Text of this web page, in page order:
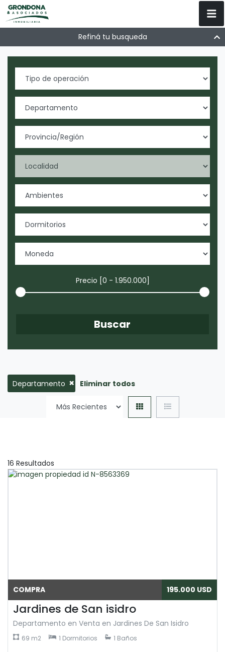
Refiná tu busqueda
Precio [0 - 1.950.000]
Departamento × Eliminar todos
16 Resultados
COMPRA 195.000 USD
Jardines de San isidro
Departamento en Venta en Jardines De San Isidro
69 m2 1 Dormitorios 1 Baños